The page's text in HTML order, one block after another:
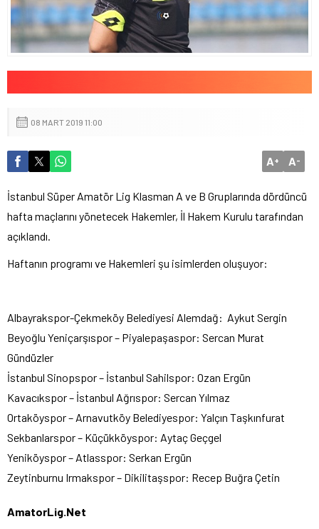
08 MART 2019 11:00
A+ A-
İstanbul Süper Amatör Lig Klasman A ve B Gruplarında dördüncü
hafta maçlarını yönetecek Hakemler, İl Hakem Kurulu tarafından
açıklandı.
Haftanın programı ve Hakemleri şu isimlerden oluşuyor:
Albayrakspor-Çekmeköy Belediyesi Alemdağ: Aykut Sergin
Beyoğlu Yeniçarşıspor – Piyalepaşaspor: Sercan Murat
Gündüzler
İstanbul Sinopspor – İstanbul Sahilspor: Ozan Ergün
Kavacıkspor – İstanbul Ağrıspor: Sercan Yılmaz
Ortaköyspor – Arnavutköy Belediyespor: Yalçın Taşkınfurat
Sekbanlarspor – Küçükköyspor: Aytaç Geçgel
Yeniköyspor – Atlasspor: Serkan Ergün
Zeytinburnu Irmakspor – Dikilitaşspor: Recep Buğra Çetin
AmatorLig.Net